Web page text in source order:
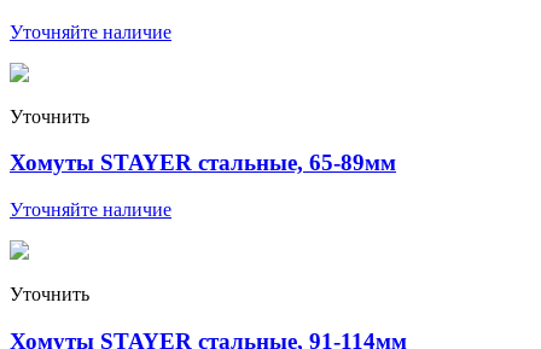
Уточняйте наличие
Уточнить
Хомуты STAYER стальные, 65-89мм
Уточняйте наличие
Уточнить
Хомуты STAYER стальные, 91-114мм